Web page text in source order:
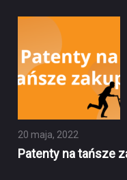
20 maja, 2022
Patenty na tańsze